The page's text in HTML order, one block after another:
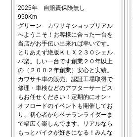
2025年 自賠責保険無し
950Km
グリーン カワサキショップリアル
へようこそ！お客様に合った一台を
当店がお手伝い出来れば幸いです。
とりあえず絶版ＫＬＸ２３０シェル
パ楽。しい一台です創業２０年以上
の（２００２年創業）安心と実績。
カワサキ車の販売、認証工場取得で
修理・車検などのアフターサービス
もお任せください！定期的にオン・
オフロードのイベントも開催してお
り、初心者からベテランライダーま
で幅広く楽しんでます。リアルなら
もっとバイクが好きになる！みんな